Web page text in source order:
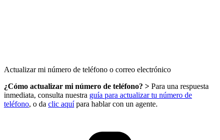
Actualizar mi número de teléfono o correo electrónico
¿Cómo actualizar mi número de teléfono? > Para una respuesta
inmediata, consulta nuestra guía para actualizar tu número de
teléfono, o da clic aquípara hablar con un agente.